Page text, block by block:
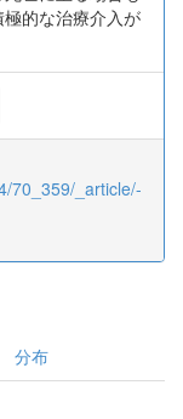
的な治療介入が
70_359/_article/-
分布